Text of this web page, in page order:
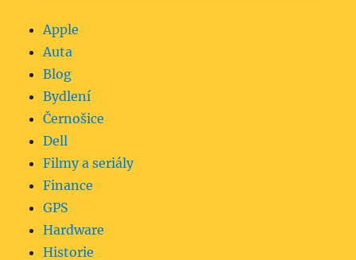
Apple
Auta
Blog
Bydlení
Černošice
Dell
Filmy a seriály
Finance
GPS
Hardware
Historie